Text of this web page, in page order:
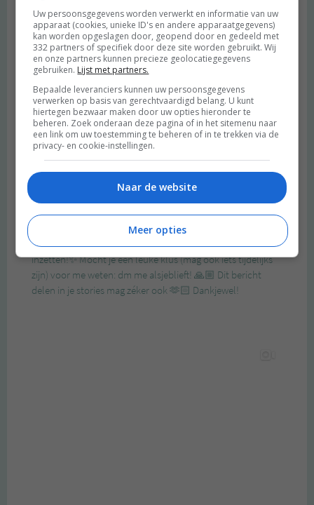
Uw persoonsgegevens worden verwerkt en informatie van uw
apparaat (cookies, unieke ID's en andere apparaatgegevens)
kan worden opgeslagen door, geopend door en gedeeld met
332 partners of specifiek door deze site worden gebruikt. Wij
en onze partners kunnen precieze geolocatiegegevens
gebruiken. Lijst met partners.
Bepaalde leveranciers kunnen uw persoonsgegevens
verwerken op basis van gerechtvaardigd belang. U kunt
hiertegen bezwaar maken door uw opties hieronder te
beheren. Zoek onderaan deze pagina of in het sitemenu naar
een link om uw toestemming te beheren of in te trekken via de
privacy- en cookie-instellingen.
Naar de website
Meer opties